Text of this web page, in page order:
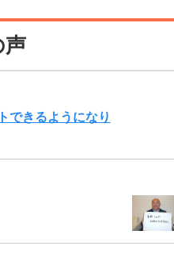
声
できるようになり